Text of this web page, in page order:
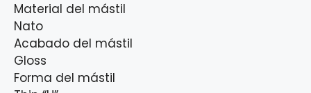
Material del mástil
Nato
Acabado del mástil
Gloss
Forma del mástil